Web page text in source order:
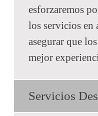
esforzaremos
los servicios en
asegurar que
mejor
Servicios